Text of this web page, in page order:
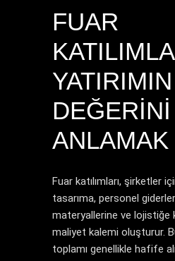
FUAR
YATIRIMIN
DEĞERINI
ANLAMAK
Fuar katılımları, şirketler
tasarıma, personel
materyallerine ve lojistiğe
maliyet kalemi oluşturur.
toplamı genellikle hafife